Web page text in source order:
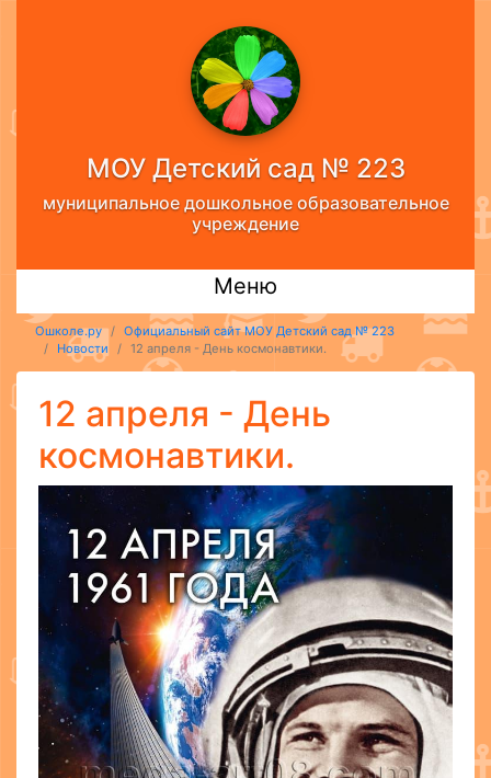
МОУ Детский сад № 223
муниципальное дошкольное образовательное
учреждение
Меню
Ошколе.ру
Официальный сайт МОУ Детский сад № 223
Новости
12 апреля - День космонавтики.
12 апреля - День
космонавтики.